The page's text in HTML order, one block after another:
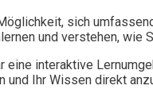
sich
und verstehen,
eine interaktive
und Ihr Wissen direkt